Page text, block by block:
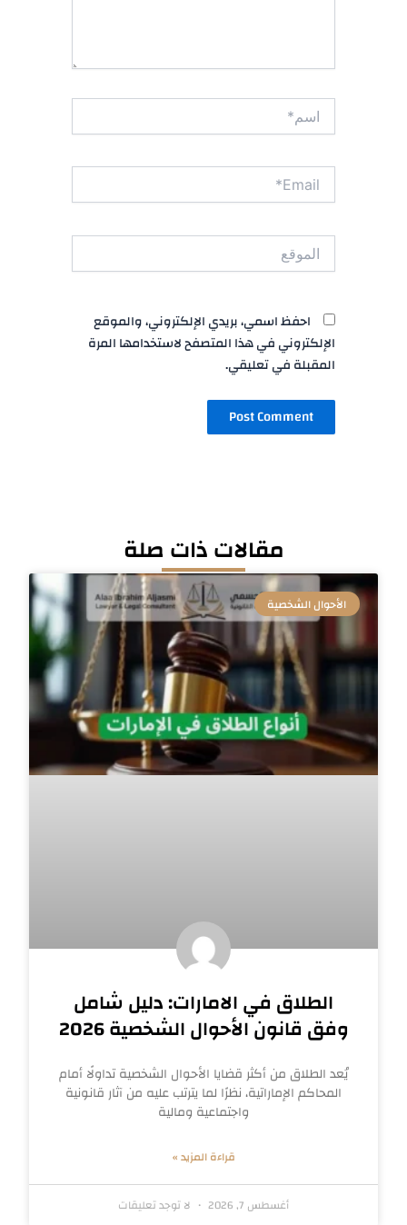
اسم*
Email*
الموقع
احفظ اسمي، بريدي الإلكتروني، والموقع
الإلكتروني في هذا المتصفح لاستخدامها المرة
المقبلة في تعليقي.
مقالات ذات صلة
الأحوال الشخصية
الطلاق في الامارات: دليل شامل
وفق قانون الأحوال الشخصية 2026
يُعد الطلاق من أكثر قضايا الأحوال الشخصية تداولًا أمام
المحاكم الإماراتية، نظرًا لما يترتب عليه من آثار قانونية
واجتماعية ومالية
قراءة المزيد »
أغسطس 7, 2026 لا توجد تعليقات